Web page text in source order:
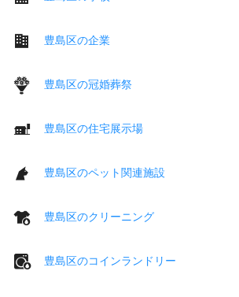
豊島区の企業
豊島区の冠婚葬祭
豊島区の住宅展示場
豊島区のペット関連施設
豊島区のクリーニング
豊島区のコインランドリー